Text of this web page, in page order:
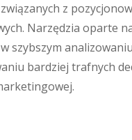
z
Narzędzia oparte
szybszym
bardziej trafnych